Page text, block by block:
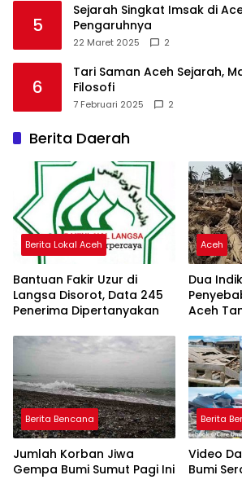
5
Sejarah Singkat Imsak di
Pengaruhnya
22 Maret 2025 2
6
Tari Saman Aceh Sejarah,
Filosofi
7 Februari 2025 2
Berita Daerah
Berita Lokal Aceh
Bantuan Fakir Uzur di
Langsa Disorot, Data 245
Penerima Dipertanyakan
Aceh
Dua
Aceh
DAS
Berita Bencana
Jumlah Korban Jiwa
Gempa Bumi Sumut Pagi Ini
Berita
Video
Bumi